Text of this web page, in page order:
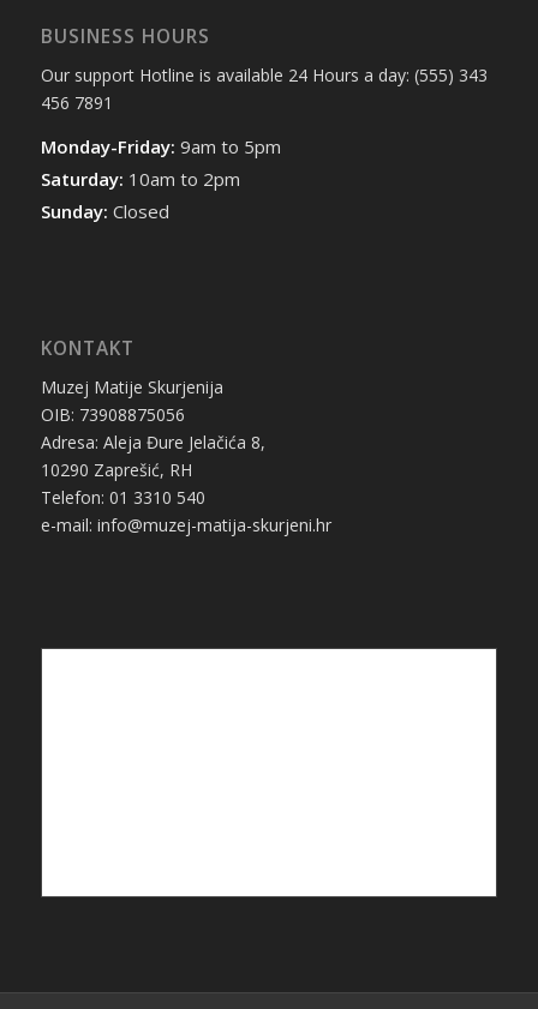
BUSINESS HOURS
Our support Hotline is available 24 Hours a day: (555) 343
456 7891
Monday-Friday: 9am to 5pm
Saturday: 10am to 2pm
Sunday: Closed
KONTAKT
Muzej Matije Skurjenija
OIB: 73908875056
Adresa: Aleja Đure Jelačića 8,
10290 Zaprešić, RH
Telefon: 01 3310 540
e-mail: info@muzej-matija-skurjeni.hr